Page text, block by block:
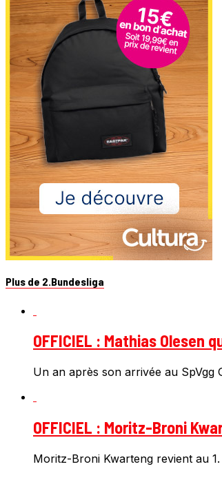
Plus de 2.Bundesliga
OFFICIEL : Mathias Olesen
Un an après son arrivée au SpVgg
OFFICIEL : Moritz-Broni
Moritz-Broni Kwarteng revient au